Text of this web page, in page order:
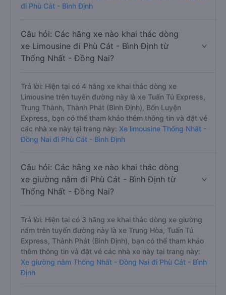
đi Phù Cát - Bình Định
Câu hỏi: Các hãng xe nào khai thác dòng
xe Limousine đi Phù Cát - Bình Định từ
Thống Nhất - Đồng Nai?
Trả lời: Hiện tại có 4 hãng xe khai thác dòng xe
Limousine trên tuyến đường này là xe Tuấn Tú Express,
Trung Thành, Thành Phát (Bình Định), Bốn Luyện
Express, bạn có thể tham khảo thêm thông tin và đặt vé
các nhà xe này tại trang này: Xe limousine Thống Nhất -
Đồng Nai đi Phù Cát - Bình Định
Câu hỏi: Các hãng xe nào khai thác dòng
xe giường nằm đi Phù Cát - Bình Định từ
Thống Nhất - Đồng Nai?
Trả lời: Hiện tại có 3 hãng xe khai thác dòng xe giường
nằm trên tuyến đường này là xe Trung Hòa, Tuấn Tú
Express, Thành Phát (Bình Định), bạn có thể tham khảo
thêm thông tin và đặt vé các nhà xe này tại trang này:
Xe giường nằm Thống Nhất - Đồng Nai đi Phù Cát - Bình
Định